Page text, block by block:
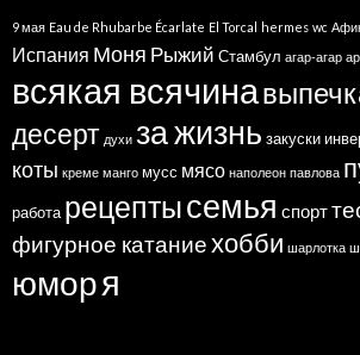
9 мая Eau de Rhubarbe Écarlate El Torcal hermes wc
Испания Моня Рыжий Стамбул агар-агар
всякая всячина
десерт духи за жизнь закуски
коты креме манго мусс мясо наполеон павлова
работа рецептысемья спорт
фигурное катаниехобби шарлотка
юморя